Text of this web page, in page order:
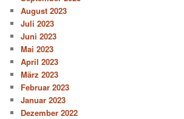
August 2023
Juli 2023
Juni 2023
Mai 2023
April 2023
März 2023
Februar 2023
Januar 2023
Dezember 2022